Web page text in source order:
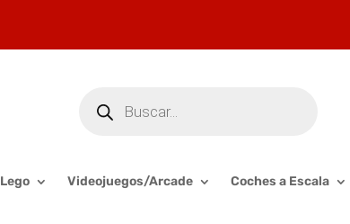
productos
Lego Videojuegos/Arcade Coches a Escala